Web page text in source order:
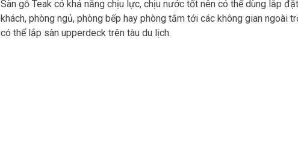
Sàn gỗ Teak có khả năng chịu lực, chịu nước tốt nên có thể dùng lắp
khách, phòng ngủ, phòng bếp hay phòng tắm tới các không gian ngoài
có thể lắp sàn upperdeck trên tàu du lịch.